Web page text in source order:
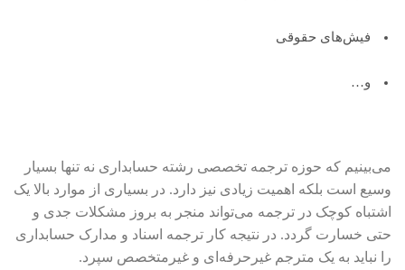
فیش‌های حقوقی
و…
می‌بینیم که حوزه ترجمه تخصصی رشته حسابداری نه تنها بسیار
وسیع است بلکه اهمیت زیادی نیز دارد. در بسیاری از موارد بالا یک
اشتباه کوچک در ترجمه می‌تواند منجر به بروز مشکلات جدی و
حتی خسارت گردد. در نتیجه کار ترجمه اسناد و مدارک حسابداری
را نباید به یک مترجم غیرحرفه‌ای و غیرمتخصص سپرد.